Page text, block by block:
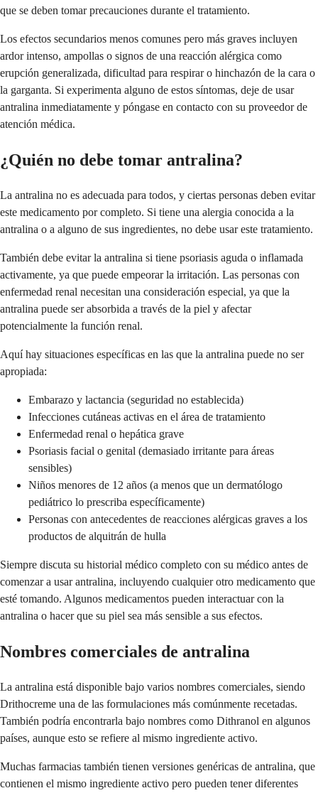
que se deben tomar precauciones durante el tratamiento.
Los efectos secundarios menos comunes pero más graves incluyen
ardor intenso, ampollas o signos de una reacción alérgica como
erupción generalizada, dificultad para respirar o hinchazón de la cara o
la garganta. Si experimenta alguno de estos síntomas, deje de usar
antralina inmediatamente y póngase en contacto con su proveedor de
atención médica.
¿Quién no debe tomar antralina?
La antralina no es adecuada para todos, y ciertas personas deben evitar
este medicamento por completo. Si tiene una alergia conocida a la
antralina o a alguno de sus ingredientes, no debe usar este tratamiento.
También debe evitar la antralina si tiene psoriasis aguda o inflamada
activamente, ya que puede empeorar la irritación. Las personas con
enfermedad renal necesitan una consideración especial, ya que la
antralina puede ser absorbida a través de la piel y afectar
potencialmente la función renal.
Aquí hay situaciones específicas en las que la antralina puede no ser
apropiada:
Embarazo y lactancia (seguridad no establecida)
Infecciones cutáneas activas en el área de tratamiento
Enfermedad renal o hepática grave
Psoriasis facial o genital (demasiado irritante para áreas
sensibles)
Niños menores de 12 años (a menos que un dermatólogo
pediátrico lo prescriba específicamente)
Personas con antecedentes de reacciones alérgicas graves a los
productos de alquitrán de hulla
Siempre discuta su historial médico completo con su médico antes de
comenzar a usar antralina, incluyendo cualquier otro medicamento que
esté tomando. Algunos medicamentos pueden interactuar con la
antralina o hacer que su piel sea más sensible a sus efectos.
Nombres comerciales de antralina
La antralina está disponible bajo varios nombres comerciales, siendo
Drithocreme una de las formulaciones más comúnmente recetadas.
También podría encontrarla bajo nombres como Dithranol en algunos
países, aunque esto se refiere al mismo ingrediente activo.
Muchas farmacias también tienen versiones genéricas de antralina, que
contienen el mismo ingrediente activo pero pueden tener diferentes